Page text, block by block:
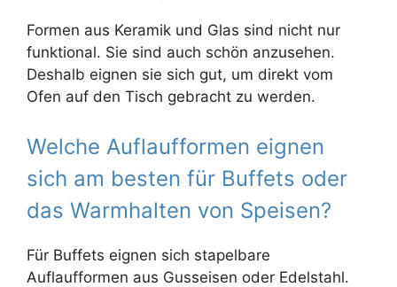
Formen aus Keramik und Glas sind nicht nur
funktional. Sie sind auch schön anzusehen.
Deshalb eignen sie sich gut, um direkt vom
Ofen auf den Tisch gebracht zu werden.
Welche Auflaufformen eignen
sich am besten für Buffets oder
das Warmhalten von Speisen?
Für Buffets eignen sich stapelbare
Auflaufformen aus Gusseisen oder Edelstahl.